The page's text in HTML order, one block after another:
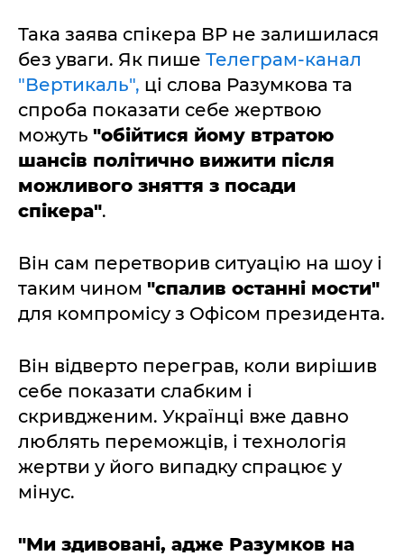
Така заява спікера ВР не залишилася
без уваги. Як пише Телеграм-канал
"Вертикаль", ці слова Разумкова та
спроба показати себе жертвою
можуть "обійтися йому втратою
шансів політично вижити після
можливого зняття з посади
спікера".
Він сам перетворив ситуацію на шоу і
таким чином "спалив останні мости"
для компромісу з Офісом президента.
Він відверто переграв, коли вирішив
себе показати слабким і
скривдженим. Українці вже давно
люблять переможців, і технологія
жертви у його випадку спрацює у
мінус.
"Ми здивовані, адже Разумков на